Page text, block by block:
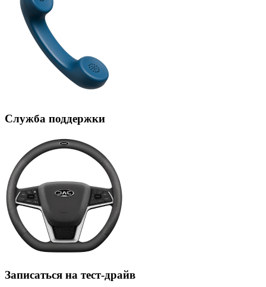
Служба поддержки
Записаться на тест-драйв